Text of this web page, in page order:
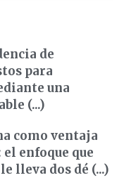
de
para
una
(...)
como ventaja
enfoque que
lleva dos dé (...)